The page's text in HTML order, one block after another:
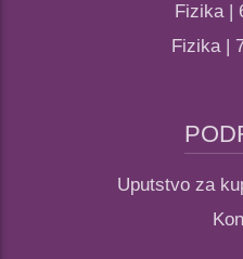
Fizika |
Fizika |
Uputstvo za